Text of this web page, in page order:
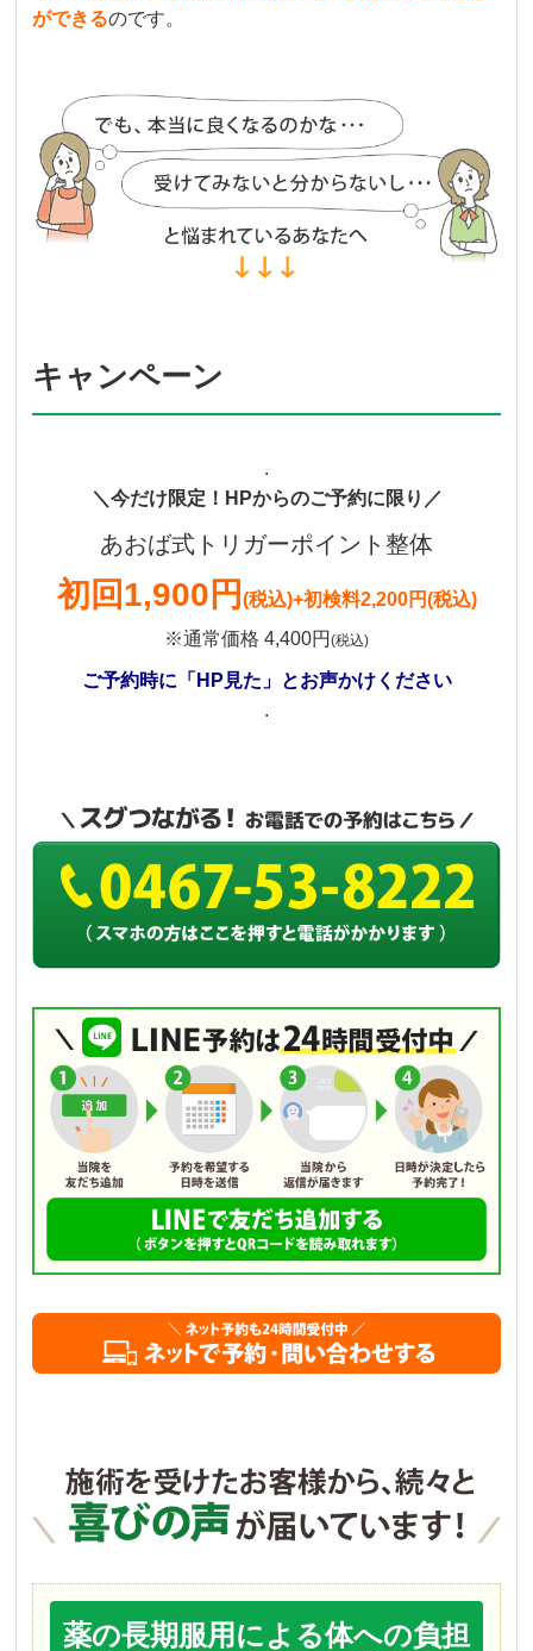
ができるのです。
キャンペーン
.
＼今だけ限定！HPからのご予約に限り／
あおば式トリガーポイント整体
初回1,900円 (税込)+初検料2,200円(税込)
※通常価格 4,400円 (税込)
ご予約時に「HP見た」とお声かけください
.
薬の長期服用による体への負担